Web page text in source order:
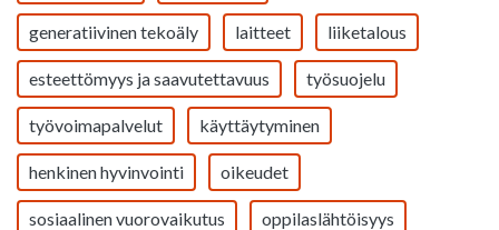
generatiivinen tekoäly laitteet liiketalous
esteettömyys ja saavutettavuus työsuojelu
työvoimapalvelut käyttäytyminen
henkinen hyvinvointi oikeudet
sosiaalinen vuorovaikutus oppilaslähtöisyys